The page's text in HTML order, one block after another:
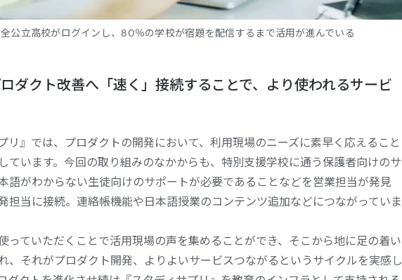
公立高校がログインし、80％の学校が宿題を配信するまで活用が進んでいる
ダクト改善へ「速く」接続することで、より使われるサービ
リ』では、プロダクトの開発において、利用現場のニーズに素早く応えること
ています。今回の取り組みのなかからも、特別支援学校に通う保護者向けのサ
語がわからない生徒向けのサポートが必要であることなどを営業担当が発見
担当に接続。連絡帳機能や日本語授業のコンテンツ追加などにつながっていま
っていただくことで活用現場の声を集めることができ、そこから地に足の着い
、それがプロダクト開発、よりよいサービスつながるというサイクルを実感し